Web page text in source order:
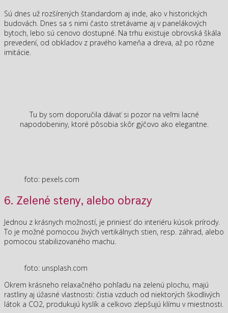
Sú dnes už rozšírených štandardom aj inde, ako v historických
budovách. Dnes sa s nimi často stretávame aj v panelákových
bytoch, lebo sú cenovo dostupné. Na trhu existuje obrovská škála
prevedení, od obkladov z pravého kameňa a dreva, až po rôzne
imitácie.
Tu by som doporučila dávať si pozor na veľmi lacné
napodobeniny, ktoré pôsobia skôr gýčovo ako elegantne.
foto: pexels.com
6. Zelené steny, alebo obrazy
Jednou z krásnych možností, je priniesť do interiéru kúsok prírody.
To je možné pomocou živých vertikálnych stien, resp. záhrad, alebo
pomocou stabilizovaného machu.
foto: unsplash.com
Okrem krásneho relaxačného pohľadu na zelenú plochu, majú
rastliny aj úžasné vlastnosti: čistia vzduch od niektorých škodlivých
látok a CO2, produkujú kyslík a celkovo zlepšujú klímu v miestnosti.